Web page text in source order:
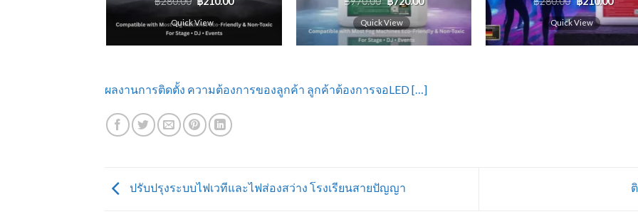
Quick View Quick View Quick View
ผลงานการติดตั้ง ความต้องการของลูกค้า ลูกค้าต้องการจอLED […]
ปรับปรุงระบบไฟเวทีและไฟส่องสว่าง โรงเรียนสายปัญญา